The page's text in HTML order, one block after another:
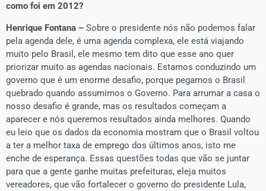
como foi em 2012?
Henrique Fontana – Sobre o presidente nós não podemos falar
pela agenda dele, é uma agenda complexa, ele está viajando
muito pelo Brasil, ele mesmo tem dito que esse ano quer
priorizar muito as agendas nacionais. Estamos conduzindo um
governo que é um enorme desafio, porque pegamos o Brasil
quebrado quando assumimos o Governo. Para arrumar a casa o
nosso desafio é grande, mas os resultados começam a
aparecer e nós queremos resultados ainda melhores. Quando
eu leio que os dados da economia mostram que o Brasil voltou
a ter a melhor taxa de emprego dos últimos anos, isto me
enche de esperança. Essas questões todas que vão se juntar
para que a gente ganhe muitas prefeituras, eleja muitos
vereadores, que vão fortalecer o governo do presidente Lula,